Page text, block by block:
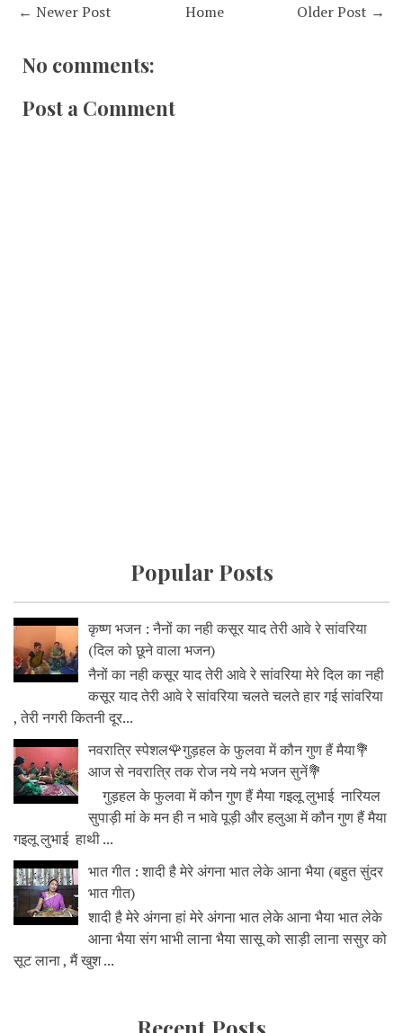
← Newer Post Older Post →
Home
No comments:
Post a Comment
Popular Posts
कृष्ण भजन : नैनों का नही कसूर याद तेरी आवे रे सांवरिया
(दिल को छूने वाला भजन)
नैनों का नही कसूर याद तेरी आवे रे सांवरिया मेरे दिल का नही
कसूर याद तेरी आवे रे सांवरिया चलते चलते हार गई सांवरिया
, तेरी नगरी कितनी दूर...
नवरात्रि स्पेशल🌹गुड़हल के फुलवा में कौन गुण हैं मैया💐
आज से नवरात्रि तक रोज नये नये भजन सुनें💐
गुड़हल के फुलवा में कौन गुण हैं मैया गइलू लुभाई नारियल
सुपाड़ी मां के मन ही न भावे पूड़ी और हलुआ में कौन गुण हैं मैया
गइलू लुभाई हाथी ...
भात गीत : शादी है मेरे अंगना भात लेके आना भैया (बहुत सुंदर
भात गीत)
शादी है मेरे अंगना हां मेरे अंगना भात लेके आना भैया भात लेके
आना भैया संग भाभी लाना भैया सासू को साड़ी लाना ससुर को
सूट लाना , मैं खुश ...